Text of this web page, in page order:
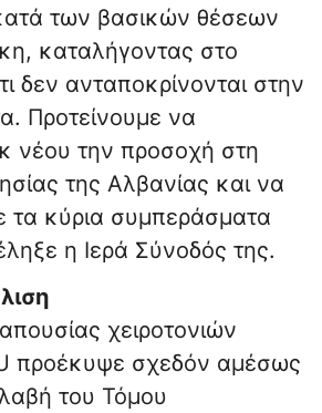
των βασικών θέσεων
καταλήγοντας στο
δεν ανταποκρίνονται στην
Προτείνουμε να
νέου την προσοχή στη
της Αλβανίας και να
τα κύρια συμπεράσματα
η Ιερά Σύνοδός της.
χειροτονιών
προέκυψε σχεδόν αμέσως
του Τόμου